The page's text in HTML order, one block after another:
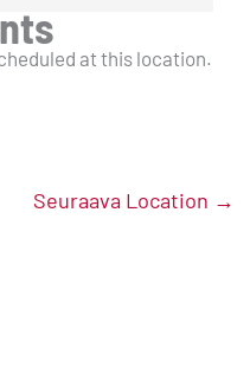
at this location.
Seuraava Location →